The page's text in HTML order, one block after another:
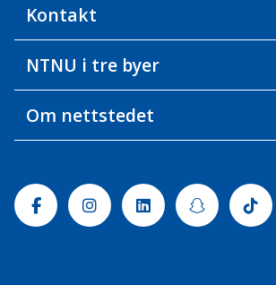
Kontakt
NTNU i tre byer
Om nettstedet
FacebookInstagramLinkedinSnapchat